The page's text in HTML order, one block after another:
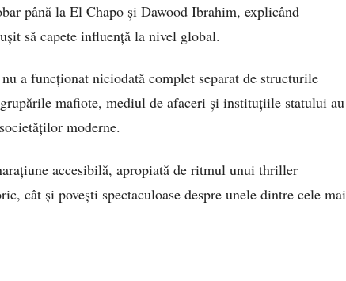
până la El Chapo și Dawood Ibrahim, explicând
să capete influență la nivel global.
a funcționat niciodată complet separat de structurile
mafiote, mediul de afaceri și instituțiile statului au
moderne.
accesibilă, apropiată de ritmul unui thriller
cât și povești spectaculoase despre unele dintre cele mai